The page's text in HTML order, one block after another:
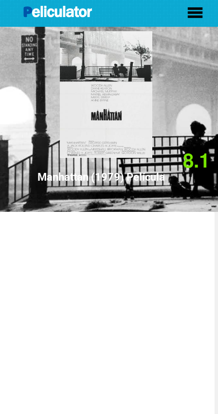
Manhattan (1979) Película
8.1